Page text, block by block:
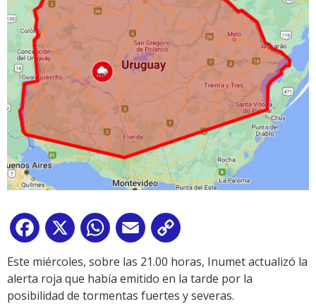
Facebook
X WhatsApp
Email
Link
Este miércoles, sobre las 21.00 horas, Inumet actualizó la
alerta roja que había emitido en la tarde por la
posibilidad de tormentas fuertes y severas.